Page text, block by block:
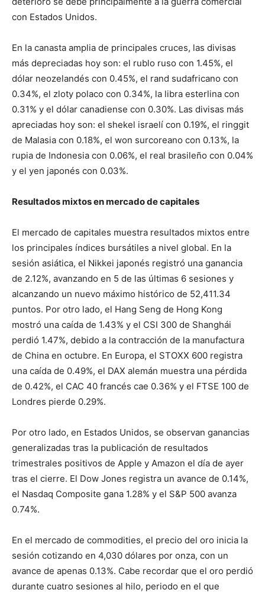
con Estados Unidos.
En la canasta amplia de principales cruces, las divisas
más depreciadas hoy son: el rublo ruso con 1.45%, el
dólar neozelandés con 0.45%, el rand sudafricano con
0.34%, el zloty polaco con 0.34%, la libra esterlina con
0.31% y el dólar canadiense con 0.30%. Las divisas más
apreciadas hoy son: el shekel israelí con 0.19%, el ringgit
de Malasia con 0.18%, el won surcoreano con 0.13%, la
rupia de Indonesia con 0.06%, el real brasileño con 0.04%
y el yen japonés con 0.03%.
Resultados mixtos en mercado de capitales
El mercado de capitales muestra resultados mixtos entre
los principales índices bursátiles a nivel global. En la
sesión asiática, el Nikkei japonés registró una ganancia
de 2.12%, avanzando en 5 de las últimas 6 sesiones y
alcanzando un nuevo máximo histórico de 52,411.34
puntos. Por otro lado, el Hang Seng de Hong Kong
mostró una caída de 1.43% y el CSI 300 de Shanghái
perdió 1.47%, debido a la contracción de la manufactura
de China en octubre. En Europa, el STOXX 600 registra
una caída de 0.49%, el DAX alemán muestra una pérdida
de 0.42%, el CAC 40 francés cae 0.36% y el FTSE 100 de
Londres pierde 0.29%.
Por otro lado, en Estados Unidos, se observan ganancias
generalizadas tras la publicación de resultados
trimestrales positivos de Apple y Amazon el día de ayer
tras el cierre. El Dow Jones registra un avance de 0.14%,
el Nasdaq Composite gana 1.28% y el S&P 500 avanza
0.74%.
En el mercado de commodities, el precio del oro inicia la
sesión cotizando en 4,030 dólares por onza, con un
avance de apenas 0.13%. Cabe recordar que el oro perdió
durante cuatro sesiones al hilo, periodo en el que